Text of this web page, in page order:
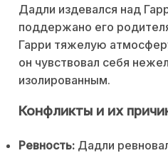
Дадли издевался над
поддержано его
Гарри тяжелую
он чувствовал себя
изолированным.
Конфликты и их
Ревность: Дадли